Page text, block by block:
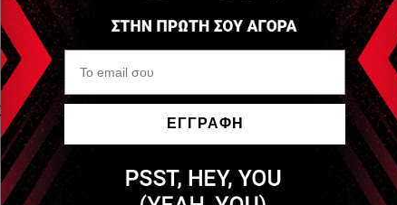
Να μην εμφανιστεί ξανά
ΕΓΓΡΑΦΗ